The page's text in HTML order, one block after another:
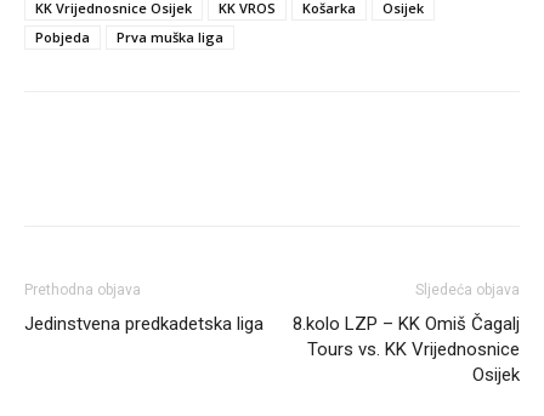
KK Vrijednosnice Osijek
KK VROS Košarka
Osijek
Pobjeda
Prva muška liga
Prethodna objava
Jedinstvena predkadetska liga
Sljedeća objava
8.kolo LZP – KK Omiš Čagalj
Tours vs. KK Vrijednosnice
Osijek